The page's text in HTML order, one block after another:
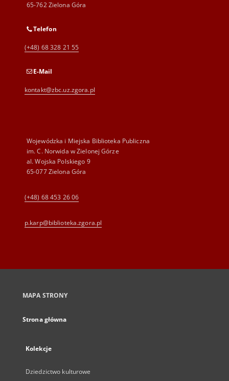
65-762 Zielona Góra
Telefon
(+48) 68 328 21 55
E-Mail
kontakt@zbc.uz.zgora.pl
Wojewódzka i Miejska Biblioteka Publiczna
im. C. Norwida w Zielonej Górze
al. Wojska Polskiego 9
65-077 Zielona Góra
(+48) 68 453 26 06
p.karp@biblioteka.zgora.pl
MAPA STRONY
Strona główna
Kolekcje
Dziedzictwo kulturowe